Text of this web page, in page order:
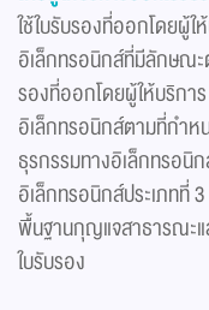
ใช้ใบรับรองที่ออกโดยผู้
อิเล็กทรอนิกส์ที่มีลักษณะ
รองที่ออกโดยผู้ให้บริกา
อิเล็กทรอนิกส์ตามที่กำห
ธุรกรรมทางอิเล็กทรอนิ
อิเล็กทรอนิกส์ประเภทที่
พื้นฐานกุญแจสาธารณะแ
ใบรับรอง